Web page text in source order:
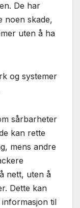
De har
noen skade,
uten å ha
og systemer
sårbarheter
kan rette
mens andre
nett, uten å
Dette kan
til